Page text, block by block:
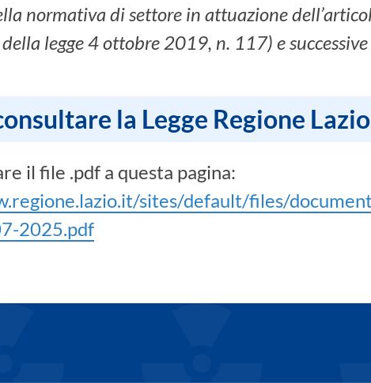
normativa di settore in attuazione
legge 4 ottobre 2019, n. 117) e
la Legge Regione
il file .pdf a questa pagina:
sites/default/files/
2025.pdf